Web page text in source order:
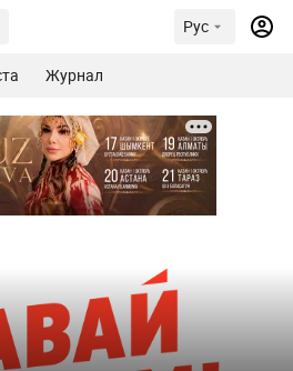
Рус
Журнал